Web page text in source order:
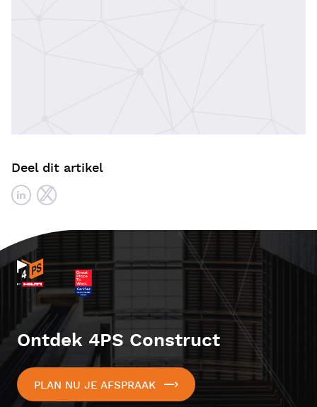
Deel dit artikel
Ontdek 4PS Construct
PLAN NU JE AFSPRAAK